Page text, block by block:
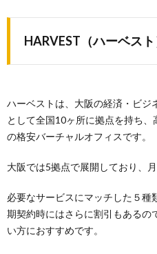
HARVEST（ハーベスト
ハーベストは、大阪の経済・ビジ
として全国10ヶ所に拠点を持ち
の格安バーチャルオフィスです。
大阪では5拠点で展開しており、
必要なサービスにマッチした５
期契約時にはさらに割引もあるの
い方におすすめです。